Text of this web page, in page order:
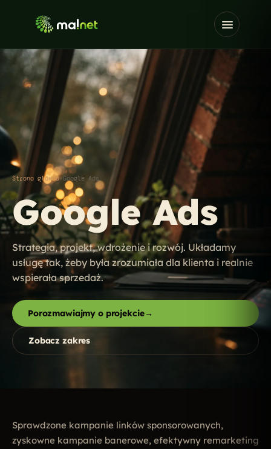
Strona główna›Google Ads
Google Ads
Strategia, projekt, wdrożenie i rozwój. Układamy
usługę tak, żeby była zrozumiała dla klienta i realnie
wspierała sprzedaż.
Porozmawiajmy o projekcie→
Zobacz zakres
Sprawdzone kampanie linków sponsorowanych,
zyskowne kampanie banerowe, efektywny remarketing